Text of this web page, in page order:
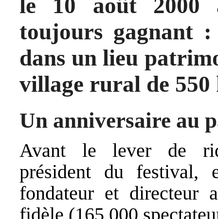
le 10 août 2000
toujours gagnant :
dans un lieu
village rural de 550
Un anniversaire au
Avant le lever de
président du
fondateur et directeur
fidèle (165 000